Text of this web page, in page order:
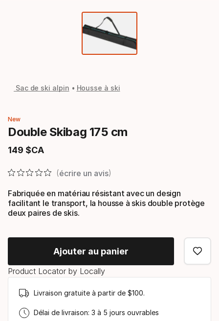
Sac de ski alpin Housse à ski
New
Double Skibag 175 cm
149 $CA
Prix final
écrire un avis
Fabriquée en matériau résistant avec un design
facilitant le transport, la housse à skis double protège
deux paires de skis.
Ajouter au panier
Product Locator by Locally
Livraison gratuite à partir de $100.
Délai de livraison: 3 à 5 jours ouvrables